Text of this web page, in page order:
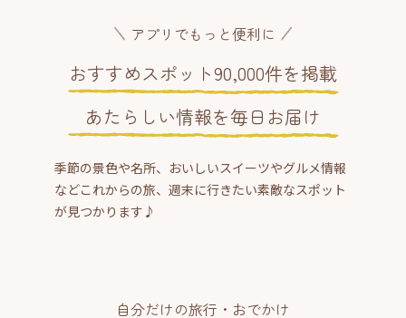
アプリでもっと便利に
おすすめスポット90,000件を掲載
あたらしい情報を毎日お届け
季節の景色や名所、おいしいスイーツやグルメ情報
などこれからの旅、週末に行きたい素敵なスポット
が見つかります♪
自分だけの旅行・おでかけ